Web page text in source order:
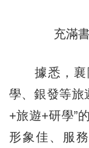
充滿
據悉，襄
學、銀發等旅
+旅遊+研學”
形象佳、服